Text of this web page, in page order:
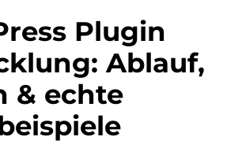
Plugin
Ablauf,
& echte